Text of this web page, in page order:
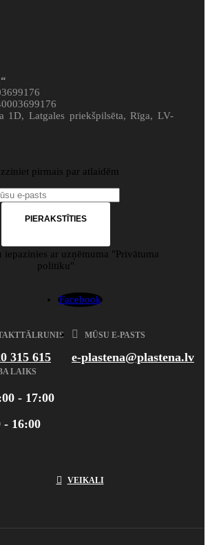
1D, Latgales priekšpilsēta, Rīga, LV-
pirmais par atlaidēm
PIERAKSTĪTIES
iepazinies ar uzņēmuma "Privātuma
politiku"
315 615
MŪSU E-PASTS
e-plastena@plastena.lv
LAIKS
- 17:00
- 16:00
VEIKALI
Facebook